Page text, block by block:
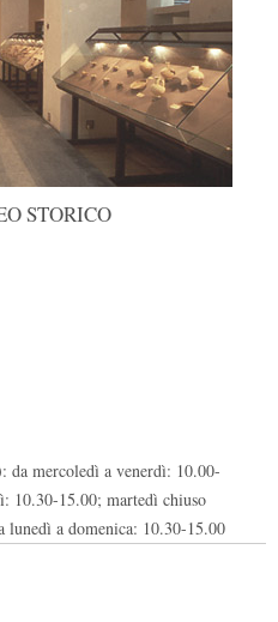
STORICO
da mercoledì a venerdì: 10.00-
10.30-15.00; martedì chiuso
lunedì a domenica: 10.30-15.00